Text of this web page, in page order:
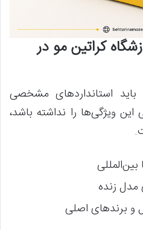
کراتین مو در
استانداردهای مشخصی
ویژگی‌ها را نداشته باشد،
مدل زنده
و برندهای اصلی